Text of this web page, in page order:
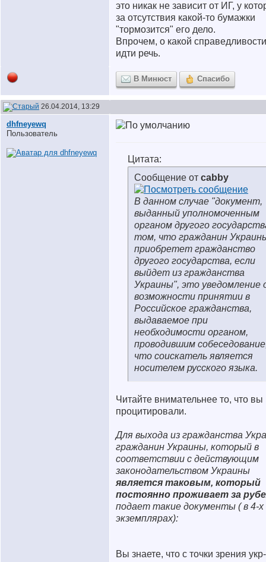
это никак не зависит от ИГ, у
за отсутствия какой-то бумажки
"тормозится" его дело.
Впрочем, о какой
идти речь.
В Минюст Спасибо
26.04.2014, 13:29
dhfneyewq
Пользователь
Цитата:
Сообщение от cabby
В данном случае "документ,
выданный уполномоченным
органом другого
том, что гражданин
приобретет гражданство
другого государства, если
выйдет из гражданства
Украины", это уведомление
возможности принятии в
Российское гражданства,
выдаваемое при
необходимости органом,
проводившим
что соискатель является
носителем русского языка.
Читайте внимательнее то, что вы
процитировали.
Для выхода из гражданства
гражданин Украины, который в
соответствии с действующим
законодательством Украины
является таковым, который
постоянно проживает за
подает такие документы ( в 4-х
экземплярах):
Вы знаете, что с точки зрения укр-